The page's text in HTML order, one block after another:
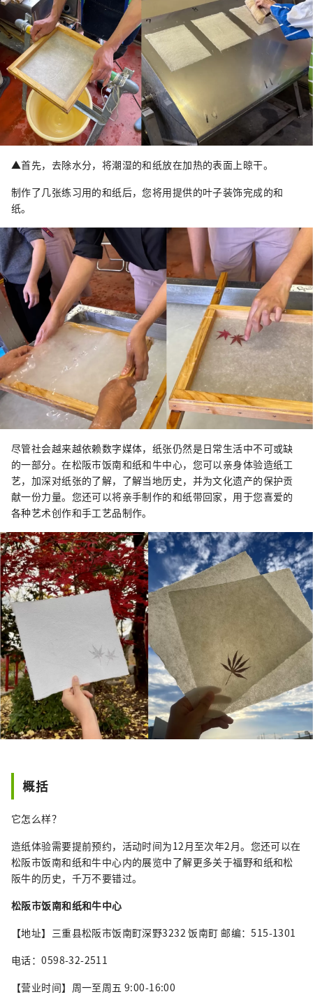
▲首先，去除水分，将潮湿的和纸放在加热的表面上晾干。
制作了几张练习用的和纸后，您将用提供的叶子装饰完成的和
纸。
尽管社会越来越依赖数字媒体，纸张仍然是日常生活中不可或缺
的一部分。在松阪市饭南和纸和牛中心，您可以亲身体验造纸工
艺，加深对纸张的了解，了解当地历史，并为文化遗产的保护贡
献一份力量。您还可以将亲手制作的和纸带回家，用于您喜爱的
各种艺术创作和手工艺品制作。
概括
它怎么样？
造纸体验需要提前预约，活动时间为12月至次年2月。您还可以在
松阪市饭南和纸和牛中心内的展览中了解更多关于福野和纸和松
阪牛的历史，千万不要错过。
松阪市饭南和纸和牛中心
【地址】三重县松阪市饭南町深野3232 饭南町 邮编：515-1301
电话：0598-32-2511
【营业时间】周一至周五 9:00-16:00